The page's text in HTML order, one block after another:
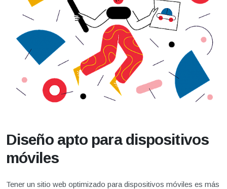
Diseño apto para dispositivos
móviles
Tener un sitio web optimizado para dispositivos móviles es más